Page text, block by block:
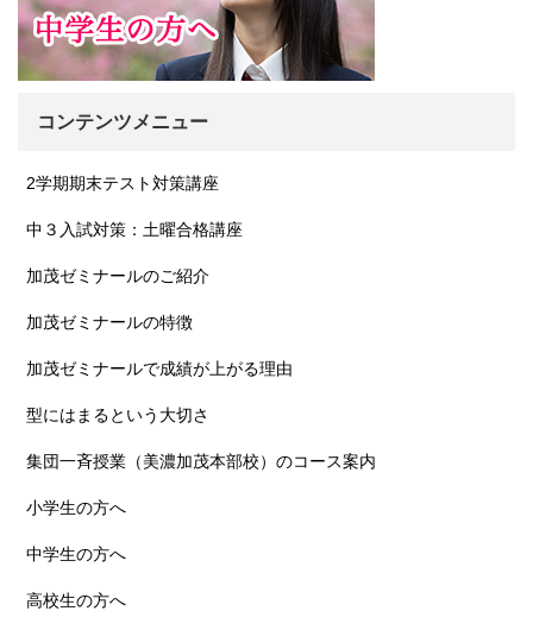
コンテンツメニュー
2学期期末テスト対策講座
中３入試対策：土曜合格講座
加茂ゼミナールのご紹介
加茂ゼミナールの特徴
加茂ゼミナールで成績が上がる理由
型にはまるという大切さ
集団一斉授業（美濃加茂本部校）のコース案内
小学生の方へ
中学生の方へ
高校生の方へ